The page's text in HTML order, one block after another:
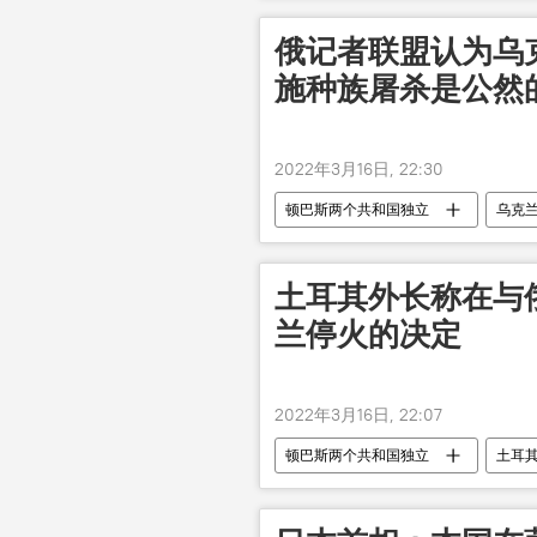
俄记者联盟认为乌
施种族屠杀是公然
2022年3月16日, 22:30
顿巴斯两个共和国独立 乌克
土耳其外长称在与
兰停火的决定
2022年3月16日, 22:07
顿巴斯两个共和国独立 土耳